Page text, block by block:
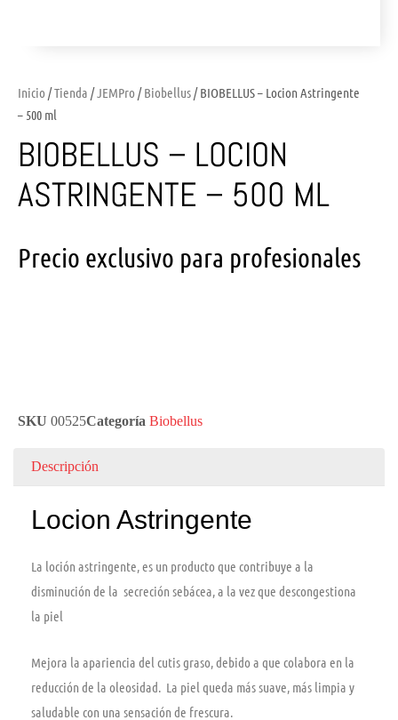
Inicio /Tienda /JEMPro /Biobellus/ BIOBELLUS – Locion Astringente
– 500 ml
BIOBELLUS – LOCION
ASTRINGENTE – 500 ML
Precio exclusivo para profesionales
SKU 00525Categoría Biobellus
Descripción
Locion Astringente
La loción astringente, es un producto que contribuye a la
disminución de la secreción sebácea, a la vez que descongestiona
la piel
Mejora la apariencia del cutis graso, debido a que colabora en la
reducción de la oleosidad. La piel queda más suave, más limpia y
saludable con una sensación de frescura.